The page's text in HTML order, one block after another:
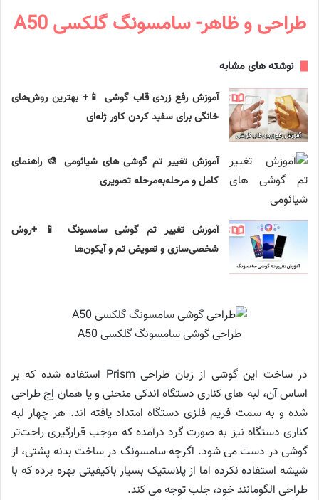
طراحی و ظاهر- سامسونگ گلکسی A50
نوشته های مشابه
آموزش رفع زردی قاب گوشی 📱+ بهترین روش‌های
خانگی برای سفید کردن کاور ژله‌ای
آموزش تغییر تم گوشی های شیائومی 🎨 راهنمای
کامل و مرحله‌به‌مرحله تصویری
آموزش تغییر تم گوشی سامسونگ 📱 +روش
شخصی‌سازی و تعویض تم و آیکون‌ها
طراحی گوشی سامسونگ گلکسی A50
در ساخت این گوشی از زبان طراحی Prism استفاده شده که بر
اساس آن، لبه های کناری دستگاه اندکی منحنی و یا همان اِج طراحی
شده و به سمت فریم فلزی دستگاه امتداد یافته اند. هر چهار لبه
کناری دستگاه نیز به صورت گرد درآمده که موجب قرارگیری راحت‌تر
گوشی در دست می شود. اگرچه سامسونگ در ساخت بدنه پشتی، از
شیشه استفاده نکرده اما از پلاستیک بسیار باکیفیتی بهره برده که با
طراحی الگومانند خود، جلب توجه می کند.